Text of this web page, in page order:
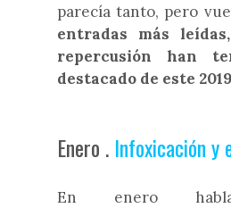
parecía tanto, pero
entradas más
repercusión han
destacado de este
Enero . Infoxicación y
En enero